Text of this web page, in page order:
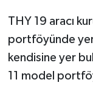
THY 19 aracı
portföyünde
kendisine yer
11 model